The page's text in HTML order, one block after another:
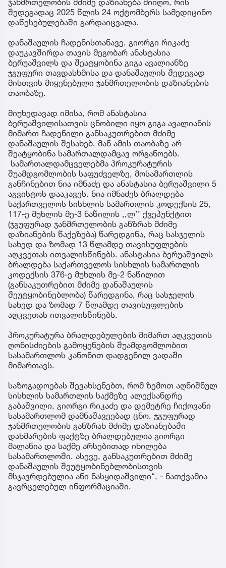
შედეგადაც 2025 წლის 24 ოქტომბერს სამედიცინო
დაწესებულებაში გარდაიცვალა.
დანაშაულის ჩადენისთანავე, გიორგი რიკაძე
დაუკავშირდა თავის მეგობარ ანასტასია
ბერუაშვილს და შეატყობინა გიგა ავალიანზე
ჯგუფური თავდასხმისა და დანაშაულის შედეგად
მისთვის მიყენებული ჯანმრთელობის დაზიანების
თაობაზე.
მიუხედავად იმისა, რომ ანასტასია
ბერუაშვილისათვის ცნობილი იყო გიგა ავალიანის
მიმართ ჩადენილი განსაკუთრებით მძიმე
დანაშაულის შესახებ, მან ამის თაობაზე არ
შეატყობინა სამართალდამცავ ორგანოებს.
სამართალდამცველებმა პროკურატურის
შუამდგომლობის საფუძველზე, მოსამართლის
განჩინებით ნია იმნაძე და ანასტასია ბერუაშვილი 5
აგვისტოს დააკავეს. ნია იმნაძეს ბრალდება
საქართველოს სისხლის სამართლის კოდექსის 25,
117-ე მუხლის მე-3 ნაწილის ,,ლ’’ ქვეპუნქტით
(ჯგუფურად ჯანმრთელობის განზრახ მძიმე
დაზიანების წაქეზება) წარედგინა, რაც სასჯელის
სახედ და ზომად 13 წლამდე თავისუფლების
აღკვეთას ითვალისწინებს. ანასტასია ბერუაშვილს
ბრალდება საქართველოს სისხლის სამართლის
კოდექსის 376-ე მუხლის მე-2 ნაწილით
(განსაკუთრებით მძიმე დანაშაულის
შეუტყობინებლობა) წარედგინა, რაც სასჯელის
სახედ და ზომად 7 წლამდე თავისუფლების
აღკვეთას ითვალისწინებს.
პროკურატურა ბრალდებულების მიმართ აღკვეთის
ღონისძიების გამოყენების შუამდგომლობით
სასამართლოს კანონით დადგენილ ვადაში
მიმართავს.
საზოგადოებას შევახსენებთ, რომ ზემოთ აღნიშნულ
სისხლის სამართლის საქმეზე ალექსანდრე
გაბაშვილი, გიორგი რიკაძე და დემეტრე ჩიქოვანი
სასამართლომ დამნაშავეებად ცნო. ჯგუფურად
ჯანმრთელობის განზრახ მძიმე დაზიანებაში
დახმარების ფაქტზე ბრალდებულია გიორგი
მალანია და საქმე არსებითად იხილება
სასამართლოში. ასევე, განსაკუთრებით მძიმე
დანაშაულის შეუტყობინებლობისთვის
მსჯავრდებულია ანი ნასყიდაშვილი“, - ნათქვამია
გავრცელებულ ინფორმაციაში.